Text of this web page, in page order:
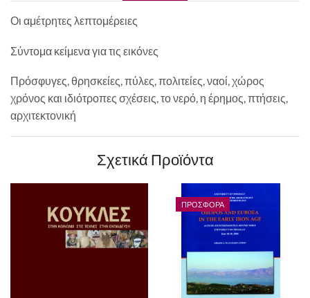
Οι αμέτρητες λεπτομέρειες
Σύντομα κείμενα για τις εικόνες
Πρόσφυγες, θρησκείες, πύλες, πολιτείες, ναοί, χώρος
χρόνος και ιδιότροπες σχέσεις, το νερό, η έρημος, πτήσεις,
αρχιτεκτονική
Σχετικά Προϊόντα
ΠΡΟΣΦΟΡΆ